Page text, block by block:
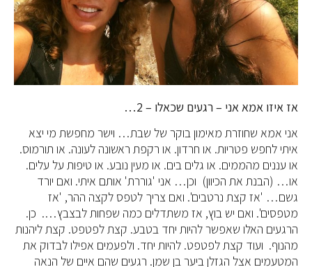
אז איזו אמא אני – רגעים שכאלו – 2…
אני אמא שחוזרת מאימון בוקר של שבת… וישר מחפשת מי יצא
איתי לחפש פטריות. או חרדון. או רקפת ראשונה לעונה. או תורמוס.
או עננים מהממים. או גלים בים. או מעין נובע. או טיפות על עלים.
או… (הבנת את הכיוון) וכן… אני 'גוררת' אותם איתי. ואם יורד
גשם… 'אז קצת נרטבים'. ואם צריך לטפס לקצה ההר, 'אז
מטפסים'. ואם יש בוץ, אז משתדלים כמה שפחות לבצבץ…. כן.
הרגעים האלו שאפשר להיות יחד בטבע. קצת לפטפט. קצת ליהנות
מהנוף. ועוד קצת לפטפט. להיות יחד. ולפעמים אפילו לבדוק את
המטעמים אצל הגזלן ביער בן שמן. רגעים שהם איים של הנאה